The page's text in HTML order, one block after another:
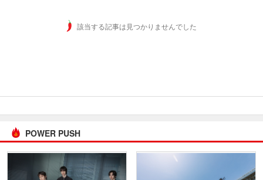
該当する記事は見つかりませんでした
POWER PUSH